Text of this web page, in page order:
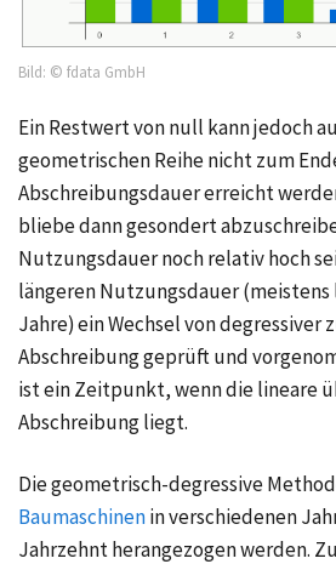
Bild: © fdata GmbH
Ein Restwert von null kann jedoch
geometrischen Reihe nicht zum
Abschreibungsdauer erreicht
bliebe dann gesondert
Nutzungsdauer noch relativ hoch
längeren Nutzungsdauer (meistens
Jahre) ein Wechsel von degressiver
Abschreibung geprüft und
ist ein Zeitpunkt, wenn die lineare
Abschreibung liegt.
Die geometrisch-degressive
Baumaschinenin verschiedenen
Jahrzehnt herangezogen werden.